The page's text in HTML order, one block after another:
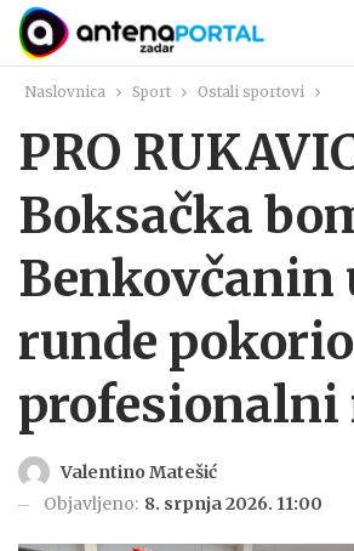
Naslovnica Sport Ostali sportovi
PRO
Boksačka
Benkovčanin
runde pokorio
profesionalni
Valentino Matešić
Objavljeno: 8. srpnja 2026. 11:00